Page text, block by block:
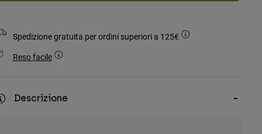
Spedizione gratuita per ordini superiori a 125€
Reso facile
Descrizione